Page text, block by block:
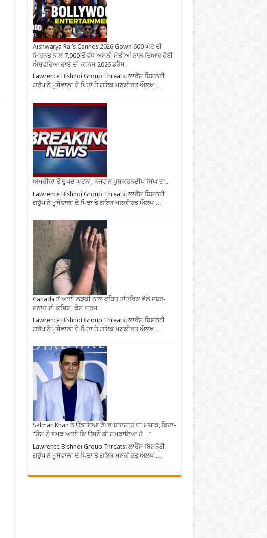
Aishwarya Rai’s Cannes 2026 Gown 600 ਘੰਟੇ ਦੀ
ਮਿਹਨਤ ਨਾਲ 7,000 ਤੋਂ ਵੱਧ ਅਸਲੀ ਮੋਤੀਆਂ ਨਾਲ ਤਿਆਰ ਹੋਈ
ਐਸ਼ਵਰਿਆ ਰਾਏ ਦੀ ਕਾਨਸ 2026 ਡਰੈੱਸ
Lawrence Bishnoi Group Threats: ਲਾਰੈਂਸ ਬਿਸ਼ਨੋਈ
ਗਰੁੱਪ ਨੇ ਮੂਸੇਵਾਲਾ ਦੇ ਪਿਤਾ ਤੇ ਗਇਕ ਮਨਕੀਰਤ ਔਲਖ …
ਅਮਰੀਕਾ ਤੋਂ ਦੁਖਦ ਘਟਨਾ, ਨੌਜਵਾਨ ਖੁਸ਼ਕਰਨਦੀਪ ਸਿੰਘ ਦਾ..
Lawrence Bishnoi Group Threats: ਲਾਰੈਂਸ ਬਿਸ਼ਨੋਈ
ਗਰੁੱਪ ਨੇ ਮੂਸੇਵਾਲਾ ਦੇ ਪਿਤਾ ਤੇ ਗਇਕ ਮਨਕੀਰਤ ਔਲਖ …
Canada ਤੋਂ ਆਈ ਲੜਕੀ ਨਾਲ ਕਥਿਤ ਤਾਂਤਰਿਕ ਵੱਲੋਂ ਜਬਰ-
ਜਨਾਹ ਦੀ ਕੋਸ਼ਿਸ਼, ਕੇਸ ਦਰਜ
Lawrence Bishnoi Group Threats: ਲਾਰੈਂਸ ਬਿਸ਼ਨੋਈ
ਗਰੁੱਪ ਨੇ ਮੂਸੇਵਾਲਾ ਦੇ ਪਿਤਾ ਤੇ ਗਇਕ ਮਨਕੀਰਤ ਔਲਖ …
Salman Khan ਨੇ ਉਡਾਇਆ ਰੈਪਰ ਬਾਦਸ਼ਾਹ ਦਾ ਮਜ਼ਾਕ, ਕਿਹਾ-
”ਉਸ ਨੂੰ ਸਮਝ ਆਈ ਕਿ ਉਸਨੇ ਕੀ ਸਮਝਾਇਆ ਹੈ…”
Lawrence Bishnoi Group Threats: ਲਾਰੈਂਸ ਬਿਸ਼ਨੋਈ
ਗਰੁੱਪ ਨੇ ਮੂਸੇਵਾਲਾ ਦੇ ਪਿਤਾ ਤੇ ਗਇਕ ਮਨਕੀਰਤ ਔਲਖ …